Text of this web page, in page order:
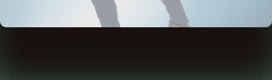
Wpływ zadłużenia na cele finansowe